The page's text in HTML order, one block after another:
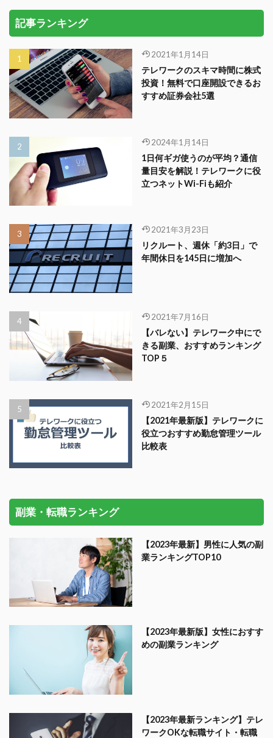
記事ランキング
2021年1月14日
テレワークのスキマ時間に株式
投資！無料で口座開設できるお
すすめ証券会社5選
2024年1月14日
1日何ギガ使うのが平均？通信
量目安を解説！テレワークに役
立つネットWi-Fiも紹介
2021年3月23日
リクルート、週休「約3日」で
年間休日を145日に増加へ
2021年7月16日
【バレない】テレワーク中にで
きる副業、おすすめランキング
TOP５
2021年2月15日
【2021年最新版】テレワークに
役立つおすすめ勤怠管理ツール
比較表
副業・転職ランキング
【2023年最新】男性に人気の副
業ランキングTOP10
【2023年最新版】女性におすす
めの副業ランキング
【2023年最新ランキング】テレ
ワークOKな転職サイト・転職